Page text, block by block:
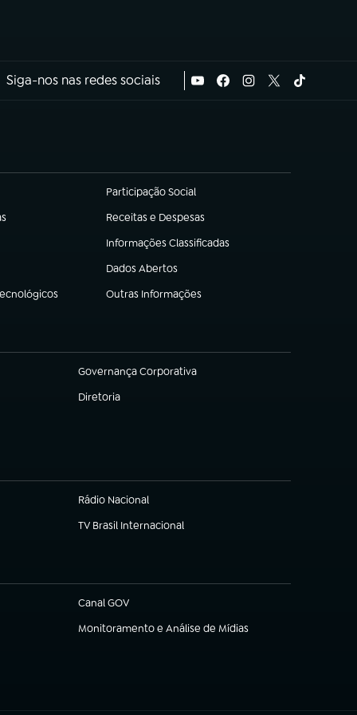
Siga-nos nas redes sociais
Participação Social
(abre em nova aba)
Receitas e Despesas
(abre em nova aba)
Informações Classificadas
(abre em nova aba)
Dados Abertos
(abre em nova aba)
Outras Informações
(abre em nova aba)
Governança Corporativa
(abre em nova aba)
Diretoria
(abre em nova aba)
Rádio Nacional
TV Brasil Internacional
(abre em nova aba)
Canal GOV
(abre em nova aba)
Monitoramento e Análise de Mídias
(abre em nova aba)